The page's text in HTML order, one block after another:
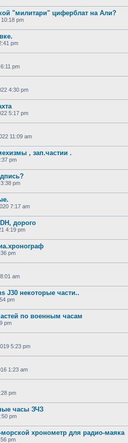
"милитари" циферблат на Али?
pm
pm
pm
4:30 pm
5:17 pm
11:09 am
, зап.частии .
pm
pm
7:17 am
дорого
4:19 pm
pm
am
J30 некоторые части..
pm
по военным часам
pm
5:23 pm
1:23 am
pm
часы ЗЧЗ
pm
хронометр для радио-маяка
pm